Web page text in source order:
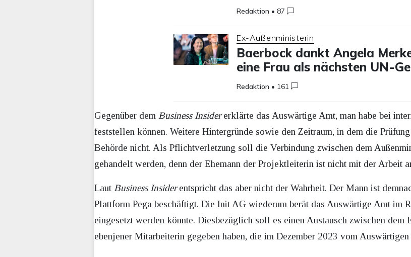
Redaktion • 87
Ex-Außenministerin
Baerbock dankt Angela
eine Frau als nächsten UN-
Redaktion • 161
Gegenüber dem Business Insidererklärte das Auswärtige Amt, man habe bei
feststellen können. Weitere Hintergründe sowie den Zeitraum, in dem die
Behörde nicht. Als Pflichtverletzung soll die Verbindung zwischen dem
gehandelt werden, denn der Ehemann der Projektleiterin ist nicht mit der Arbeit
Laut Business Insiderentspricht das aber nicht der Wahrheit. Der Mann ist
Plattform Pega beschäftigt. Die Init AG wiederum berät das Auswärtige Amt im
eingesetzt werden könnte. Diesbezüglich soll es einen Austausch zwischen dem
ebenjener Mitarbeiterin gegeben haben, die im Dezember 2023 vom